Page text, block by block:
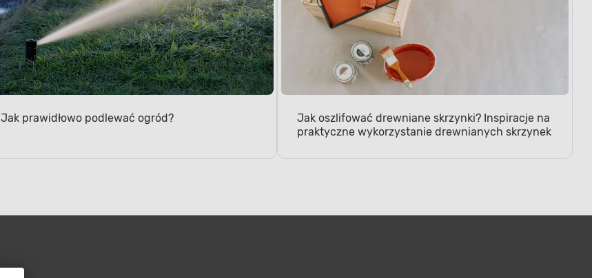
Jak prawidłowo podlewać ogród?
Jak oszlifować drewniane skrzynki? Inspiracje na
praktyczne wykorzystanie drewnianych skrzynek